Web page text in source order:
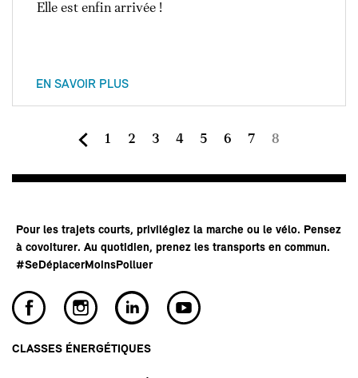
Elle est enfin arrivée !
EN SAVOIR PLUS
Page
1 Page
2 Page
3 Page
4 Page
5 Page
6 Page
7
Page
8
Pour les trajets courts, privilégiez la marche ou le vélo. Pensez
à covoiturer. Au quotidien, prenez les transports en commun.
#SeDéplacerMoinsPolluer
CLASSES ÉNERGÉTIQUES